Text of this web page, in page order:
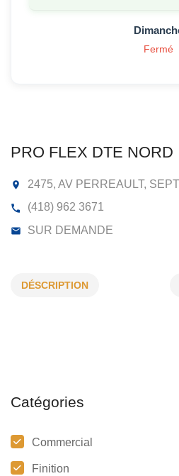
2475, AV PERREAULT,
DÉSCRIPTION
Catégories
Commercial
Finition
Fermé